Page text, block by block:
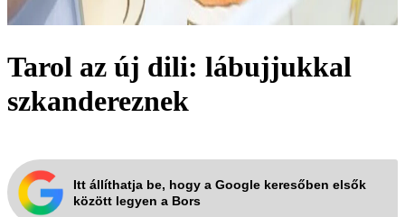
Tarol az új dili: lábujjukkal
szkandereznek
Itt állíthatja be, hogy a Google keresőben elsők
között legyen a Bors